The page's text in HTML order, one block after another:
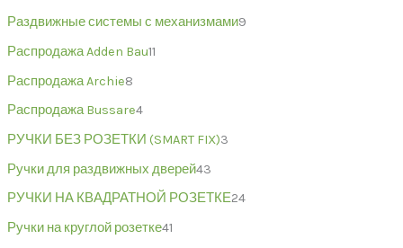
Раздвижные системы с механизмами9
Распродажа Adden Bau11
Распродажа Archie8
Распродажа Bussare4
РУЧКИ БЕЗ РОЗЕТКИ (SMART FIX)3
Ручки для раздвижных дверей43
РУЧКИ НА КВАДРАТНОЙ РОЗЕТКЕ24
Ручки на круглой розетке41